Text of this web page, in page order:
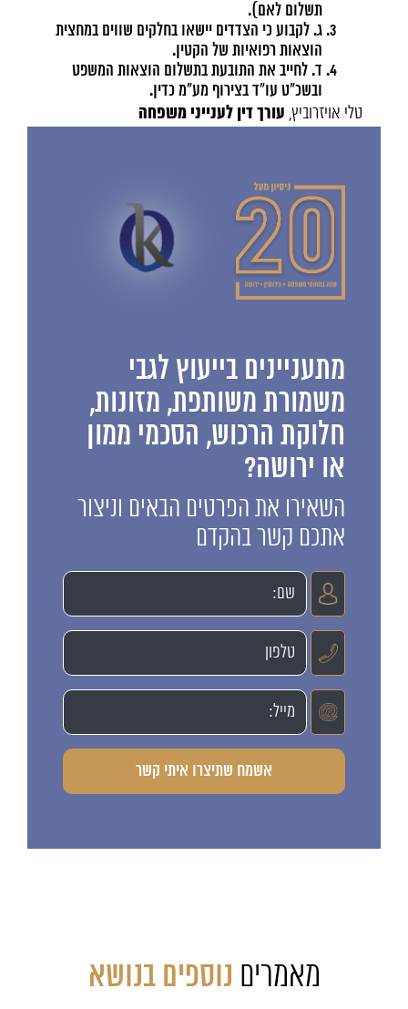
תשלום לאם).
ג. לקבוע כי הצדדים יישאו בחלקים שווים במחצית
הוצאות רפואיות של הקטין.
ד. לחייב את התובעת בתשלום הוצאות המשפט
ובשכ"ט עו"ד בצירוף מע"מ כדין.
טלי אויזרוביץ, עורך דין לענייני משפחה
מתעניינים בייעוץ לגבי
משמורת משותפת, מזונות,
חלוקת הרכוש, הסכמי ממון
או ירושה?
השאירו את הפרטים הבאים וניצור
אתכם קשר בהקדם
מאמרים נוספים בנושא